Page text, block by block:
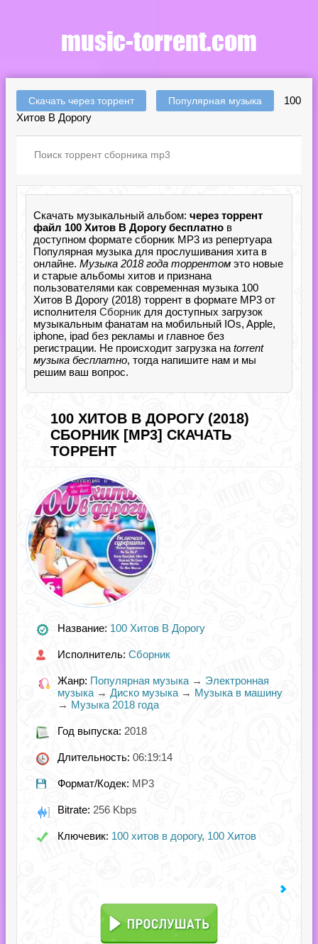
Скачать через торрент Популярная музыка
100
Хитов В Дорогу
Скачать музыкальный альбом: через торрент
файл 100 Хитов В Дорогу бесплатно в
доступном формате сборник MP3 из репертуара
Популярная музыка для прослушивания хита в
онлайне. Музыка 2018 года торрентом это новые
и старые альбомы хитов и признана
пользователями как современная музыка 100
Хитов В Дорогу (2018) торрент в формате MP3 от
исполнителя Сборник для доступных загрузок
музыкальным фанатам на мобильный IOs, Apple,
iphone, ipad без рекламы и главное без
регистрации. Не происходит загрузка на torrent
музыка бесплатно, тогда напишите нам и мы
решим ваш вопрос.
100 ХИТОВ В ДОРОГУ (2018)
СБОРНИК [MP3] СКАЧАТЬ
ТОРРЕНТ
Название: 100 Хитов В Дорогу
Исполнитель: Сборник
Жанр: Популярная музыка → Электронная
музыка → Диско музыка → Музыка в машину
→ Музыка 2018 года
Год выпуска: 2018
Длительность: 06:19:14
Формат/Кодек: MP3
Bitrate: 256 Kbps
Ключевик: 100 хитов в дорогу, 100 Хитов